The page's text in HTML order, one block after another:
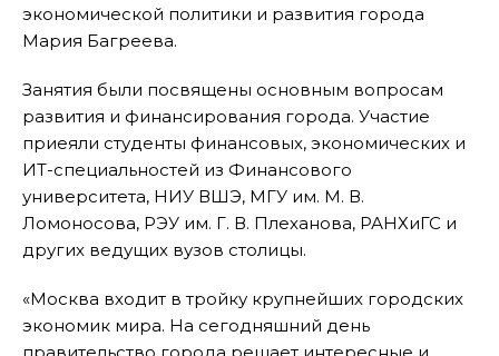
экономической политики и развития города
Мария Багреева.
Занятия были посвящены основным вопросам
развития и финансирования города. Участие
приеяли студенты финансовых, экономических и
ИТ-специальностей из Финансового
университета, НИУ ВШЭ, МГУ им. М. В.
Ломоносова, РЭУ им. Г. В. Плеханова, РАНХиГС и
других ведущих вузов столицы.
«Москва входит в тройку крупнейших городских
экономик мира. На сегодняшний день